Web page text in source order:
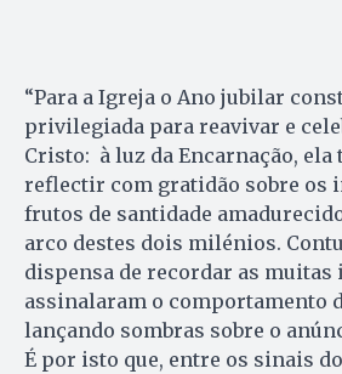
“Para a Igreja o Ano jubilar
privilegiada para reavivar e
Cristo: à luz da Encarnação, ela
reflectir com gratidão sobre os
frutos de santidade
arco destes dois milénios.
dispensa de recordar as muitas
assinalaram o comportamento
lançando sombras sobre o
É por isto que, entre os sinais